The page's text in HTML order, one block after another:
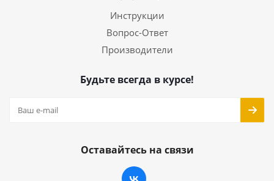
Инструкции
Вопрос-Ответ
Производители
Будьте всегда в курсе!
Оставайтесь на связи